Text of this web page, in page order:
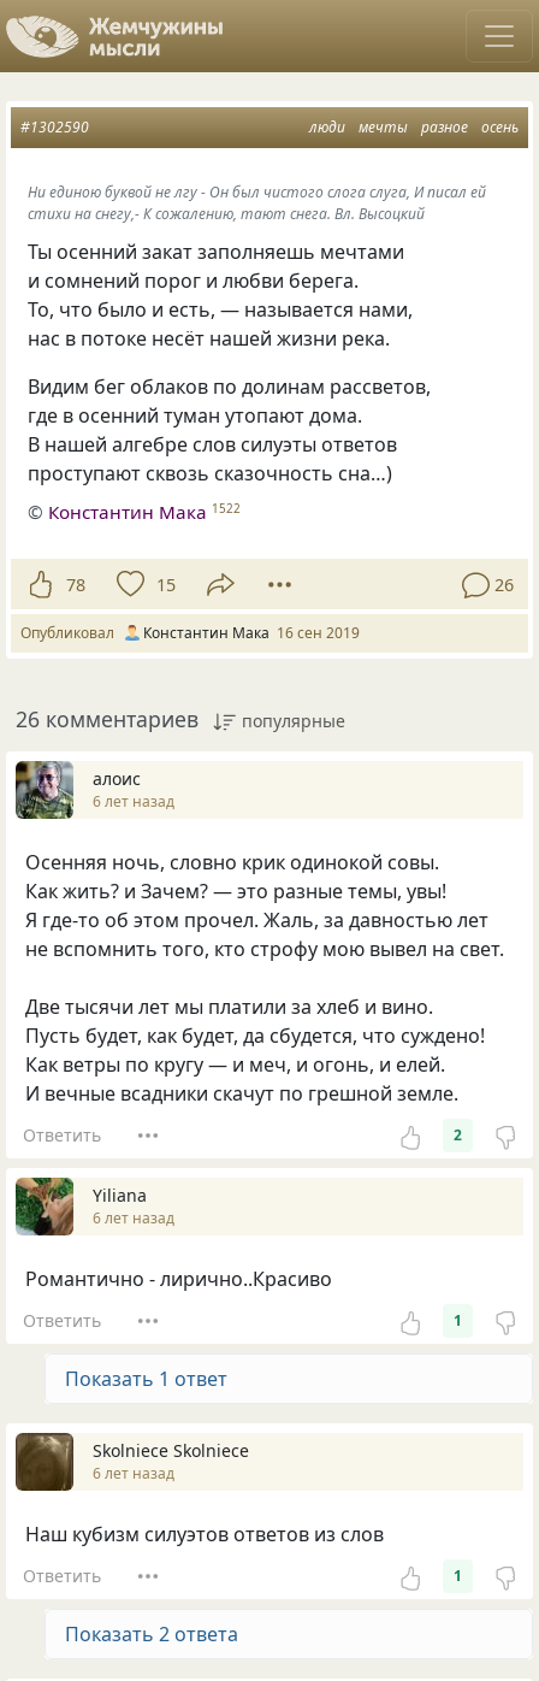
люди мечты разное осень
#1302590
Ни единою буквой не лгу - Он был чистого слога слуга, И писал ей
стихи на снегу,- К сожалению, тают снега. Вл. Высоцкий
Ты осенний закат заполняешь мечтами
и сомнений порог и любви берега.
То, что было и есть, — называется нами,
нас в потоке несёт нашей жизни река.
Видим бег облаков по долинам рассветов,
где в осенний туман утопают дома.
В нашей алгебре слов силуэты ответов
проступают сквозь сказочность сна…)
© Константин Мака 1522
78 15 26
Опубликовал Константин Мака 16 сен 2019
26 комментариев популярные
алоис
6 лет назад
Осенняя ночь, словно крик одинокой совы.
Как жить? и Зачем? — это разные темы, увы!
Я где-то об этом прочел. Жаль, за давностью лет
не вспомнить того, кто строфу мою вывел на свет.
Две тысячи лет мы платили за хлеб и вино.
Пусть будет, как будет, да сбудется, что суждено!
Как ветры по кругу — и меч, и огонь, и елей.
И вечные всадники скачут по грешной земле.
Ответить 2
Yiliana
6 лет назад
Романтично - лирично..Красиво
Ответить 1
Показать 1 ответ
Skolniece Skolniece
6 лет назад
Наш кубизм силуэтов ответов из слов
Ответить 1
Показать 2 ответа